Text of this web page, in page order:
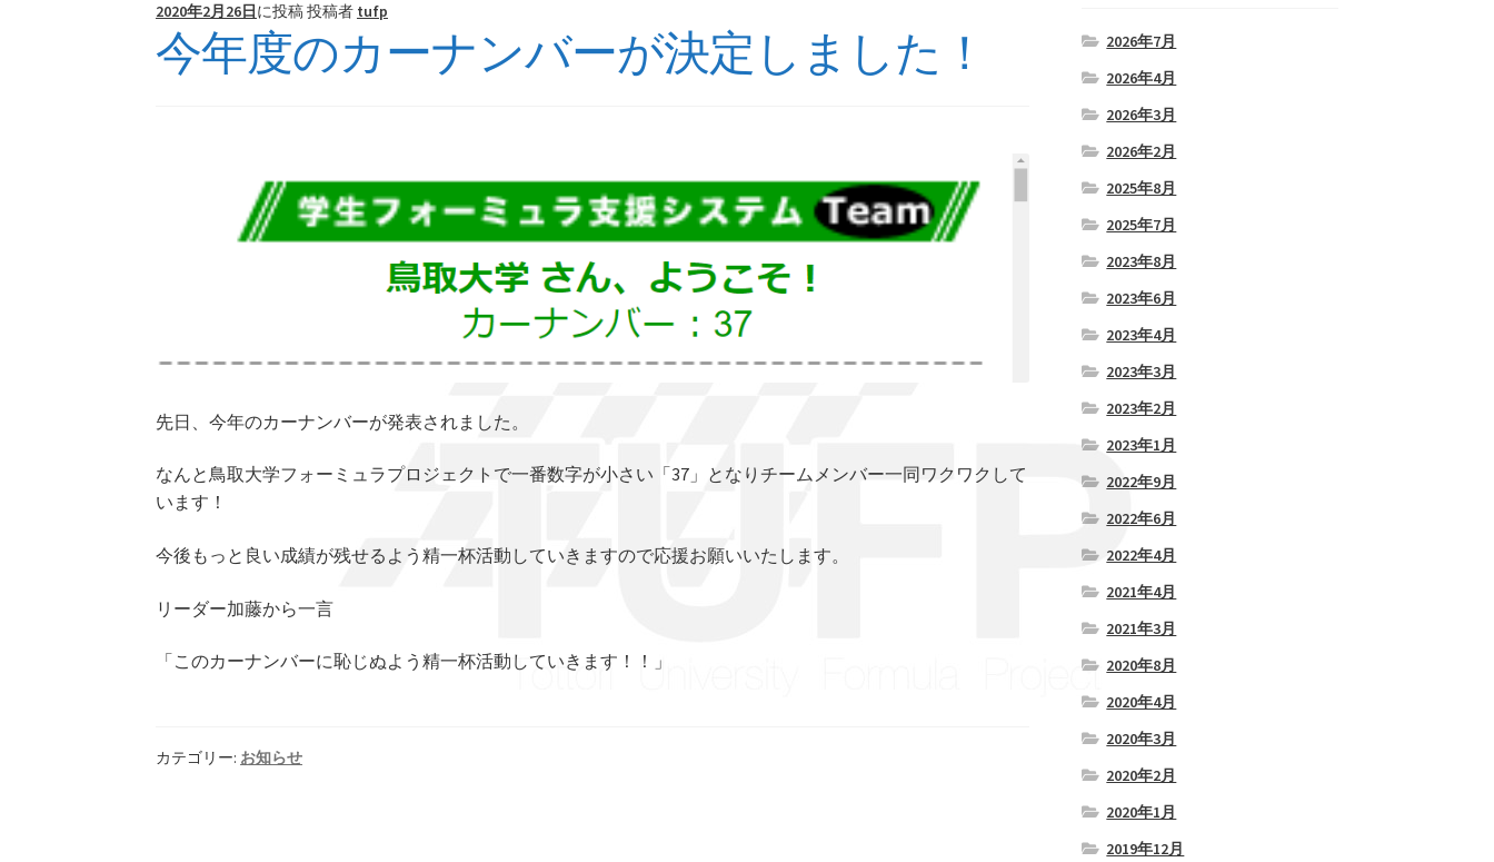
2020年2月26日に投稿投稿者 tufp
今年度のカーナンバーが決定しました！
先日、今年のカーナンバーが発表されました。
なんと鳥取大学フォーミュラプロジェクトで一番数字が小さい「37」となりチームメンバー一同ワクワクして
います！
今後もっと良い成績が残せるよう精一杯活動していきますので応援お願いいたします。
リーダー加藤から一言
「このカーナンバーに恥じぬよう精一杯活動していきます！！」
カテゴリー: お知らせ
2026年7月
2026年4月
2026年3月
2026年2月
2025年8月
2025年7月
2023年8月
2023年6月
2023年4月
2023年3月
2023年2月
2023年1月
2022年9月
2022年6月
2022年4月
2021年4月
2021年3月
2020年8月
2020年4月
2020年3月
2020年2月
2020年1月
2019年12月